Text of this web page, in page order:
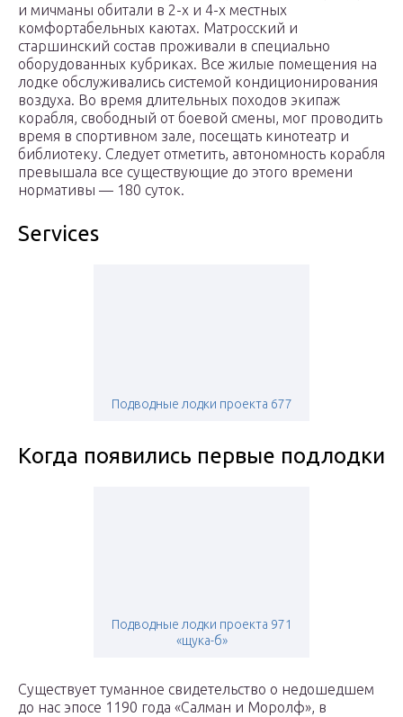
и мичманы обитали в 2-х и 4-х местных
комфортабельных каютах. Матросский и
старшинский состав проживали в специально
оборудованных кубриках. Все жилые помещения на
лодке обслуживались системой кондиционирования
воздуха. Во время длительных походов экипаж
корабля, свободный от боевой смены, мог проводить
время в спортивном зале, посещать кинотеатр и
библиотеку. Следует отметить, автономность корабля
превышала все существующие до этого времени
нормативы — 180 суток.
Services
Подводные лодки проекта 677
Когда появились первые подлодки
Подводные лодки проекта 971
«щука-б»
Существует туманное свидетельство о недошедшем
до нас эпосе 1190 года «Салман и Моролф», в